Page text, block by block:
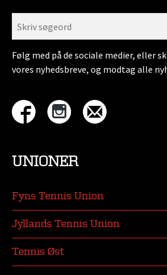
Følg med på de sociale medier, eller
vores nyhedsbreve, og modtag alle
UNIONER
Fyns Tennis Union
Jyllands Tennis Union
Tennis Øst